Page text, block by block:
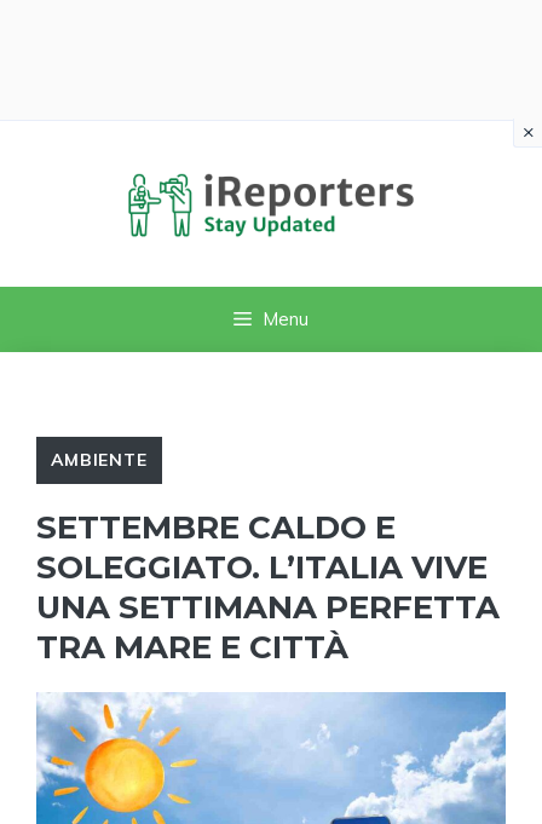
Menu
AMBIENTE
SETTEMBRE CALDO E
SOLEGGIATO. L’ITALIA VIVE
UNA SETTIMANA PERFETTA
TRA MARE E CITTÀ
×